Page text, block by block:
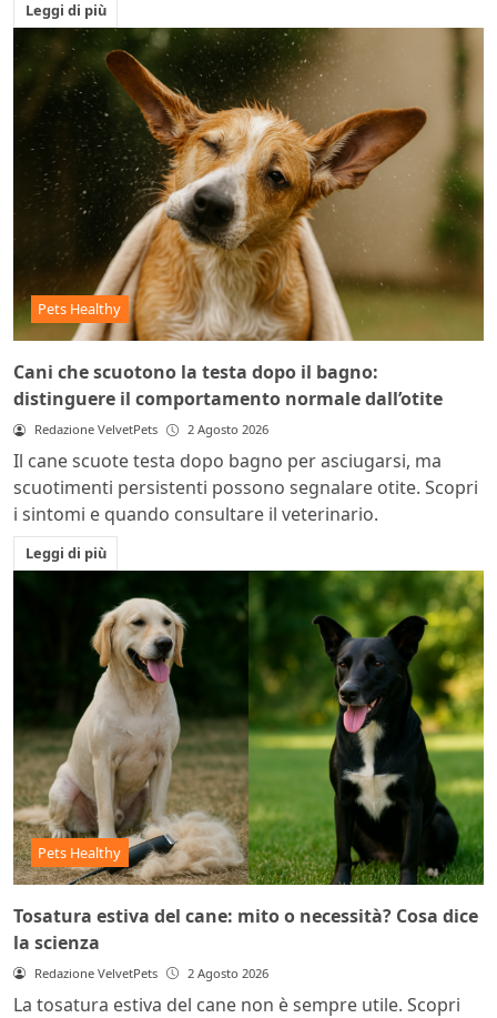
Leggi di più
Pets Healthy
Cani che scuotono la testa dopo il bagno:
distinguere il comportamento normale dall’otite
Redazione VelvetPets 2 Agosto 2026
Il cane scuote testa dopo bagno per asciugarsi, ma
scuotimenti persistenti possono segnalare otite. Scopri
i sintomi e quando consultare il veterinario.
Leggi di più
Pets Healthy
Tosatura estiva del cane: mito o necessità? Cosa dice
la scienza
Redazione VelvetPets 2 Agosto 2026
La tosatura estiva del cane non è sempre utile. Scopri